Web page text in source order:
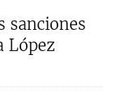
sanciones
López